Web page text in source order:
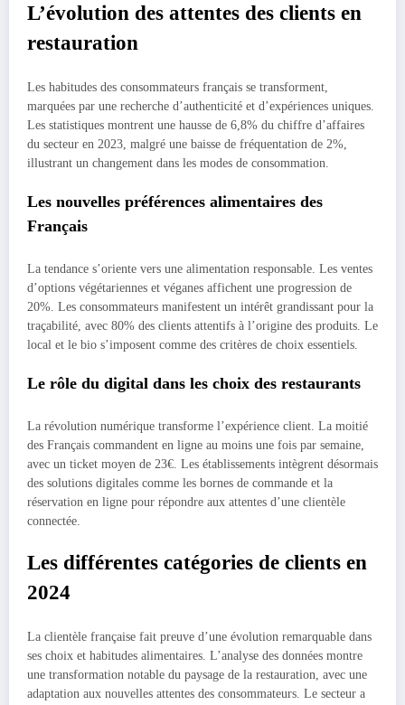
L’évolution des attentes des clients en
restauration
Les habitudes des consommateurs français se transforment,
marquées par une recherche d’authenticité et d’expériences uniques.
Les statistiques montrent une hausse de 6,8% du chiffre d’affaires
du secteur en 2023, malgré une baisse de fréquentation de 2%,
illustrant un changement dans les modes de consommation.
Les nouvelles préférences alimentaires des
Français
La tendance s’oriente vers une alimentation responsable. Les ventes
d’options végétariennes et véganes affichent une progression de
20%. Les consommateurs manifestent un intérêt grandissant pour la
traçabilité, avec 80% des clients attentifs à l’origine des produits. Le
local et le bio s’imposent comme des critères de choix essentiels.
Le rôle du digital dans les choix des restaurants
La révolution numérique transforme l’expérience client. La moitié
des Français commandent en ligne au moins une fois par semaine,
avec un ticket moyen de 23€. Les établissements intègrent désormais
des solutions digitales comme les bornes de commande et la
réservation en ligne pour répondre aux attentes d’une clientèle
connectée.
Les différentes catégories de clients en
2024
La clientèle française fait preuve d’une évolution remarquable dans
ses choix et habitudes alimentaires. L’analyse des données montre
une transformation notable du paysage de la restauration, avec une
adaptation aux nouvelles attentes des consommateurs. Le secteur a